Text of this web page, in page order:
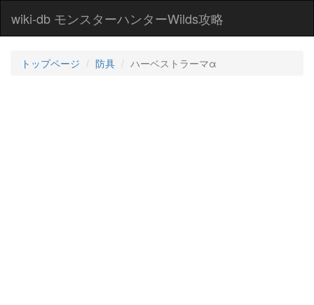
wiki-db モンスターハンターWilds攻略
トップページ 防具 ハーベストラーマα